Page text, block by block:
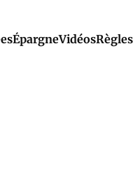
ÉpargneVidéos